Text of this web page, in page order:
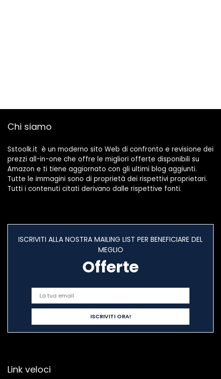
Chi siamo
Sstoolk.it è un moderno sito Web di confronto e revisione dei
prezzi all-in-one che offre le migliori offerte disponibili su
Amazon e ti tiene aggiornato con gli ultimi blog aggiunti.
Tutte le immagini sono di proprietà dei rispettivi proprietari.
Tutti i contenuti citati derivano dalle rispettive fonti.
ISCRIVITI ALLA NOSTRA MAILING LIST PER BENEFICIARE DEL
MEGLIO
Offerte
Link veloci